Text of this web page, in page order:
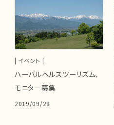
| イベント |
ハーバルヘルスツーリズム、
モニター募集
2019/09/28